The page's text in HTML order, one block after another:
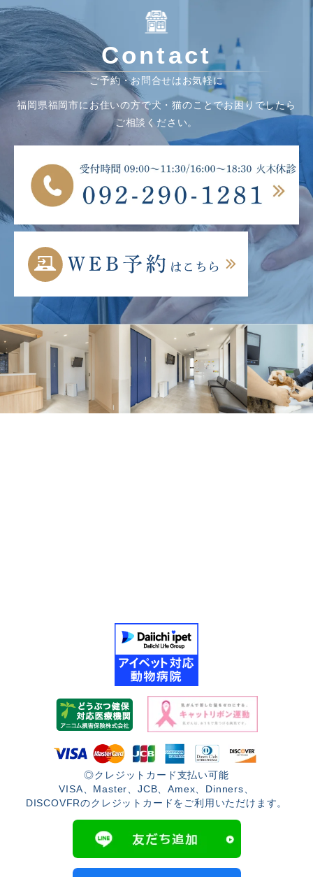
Contact
ご予約・お問合せはお気軽に
福岡県福岡市にお住いの方で犬・猫のことでお困りでしたら
ご相談ください。
◎クレジットカード支払い可能
VISA、Master、JCB、Amex、Dinners、
DISCOVFRのクレジットカードをご利用いただけます。